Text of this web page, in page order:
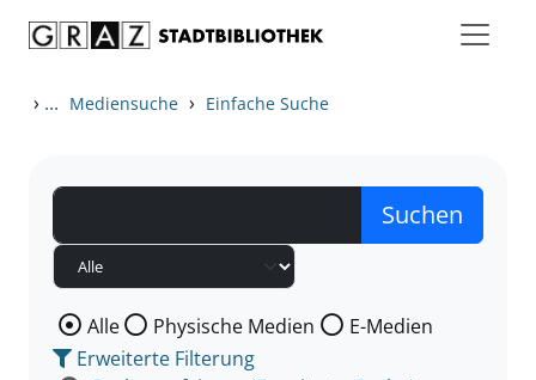
› ... Mediensuche › Einfache Suche
Wählen Sie die Medienart nach der Sie suchen wollen.
Alle Physische Medien
E-Medien
Erweiterte Filterung